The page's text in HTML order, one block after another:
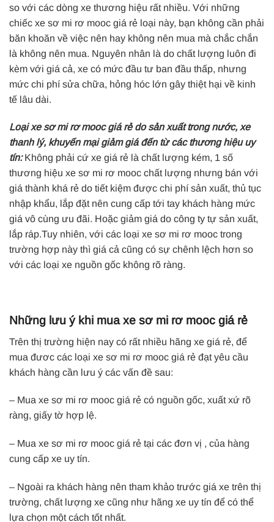
so với các dòng xe thương hiệu rất nhiều. Với những
chiếc xe sơ mi rơ mooc giá rẻ loại này, bạn không cần phải
băn khoăn về việc nên hay không nên mua mà chắc chắn
là không nên mua. Nguyên nhân là do chất lượng luôn đi
kèm với giá cả, xe có mức đầu tư ban đầu thấp, nhưng
mức chi phí sửa chữa, hỏng hóc lớn gây thiệt hại về kinh
tế lâu dài.
Loại xe sơ mi rơ mooc giá rẻ do sản xuất trong nước, xe
thanh lý, khuyến mại giảm giá đến từ các thương hiệu uy
tín:Không phải cứ xe giá rẻ là chất lượng kém, 1 số
thương hiệu xe sơ mi rơ mooc chất lượng nhưng bán với
giá thành khá rẻ do tiết kiệm được chi phí sản xuất, thủ tục
nhập khẩu, lắp đặt nên cung cấp tới tay khách hàng mức
giá vô cùng ưu đãi. Hoặc giảm giá do công ty tự sản xuất,
lắp ráp.Tuy nhiên, với các loại xe sơ mi rơ mooc trong
trường hợp này thì giá cả cũng có sự chênh lệch hơn so
với các loại xe nguồn gốc không rõ ràng.
Những lưu ý khi mua xe sơ mi rơ mooc giá rẻ
Trên thị trường hiện nay có rất nhiều hãng xe giá rẻ, để
mua đươc các loại xe sơ mi rơ mooc giá rẻ đạt yêu cầu
khách hàng cần lưu ý các vấn đề sau:
– Mua xe sơ mi rơ mooc giá rẻ có nguồn gốc, xuất xứ rõ
ràng, giấy tờ hợp lệ.
– Mua xe sơ mi rơ mooc giá rẻ tại các đơn vị , của hàng
cung cấp xe uy tín.
– Ngoài ra khách hàng nên tham khảo trước giá xe trên thị
trường, chất lượng xe cũng như hãng xe uy tín để có thể
lựa chọn một cách tốt nhất.